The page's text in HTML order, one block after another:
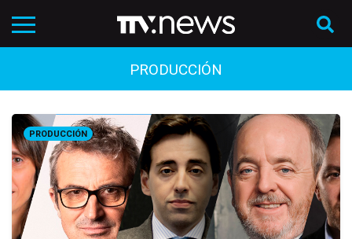
PRODUCCIÓN
PRODUCCIÓN